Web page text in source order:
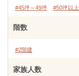
#45坪～49坪 #50坪以上
階数
#2階建
家族人数